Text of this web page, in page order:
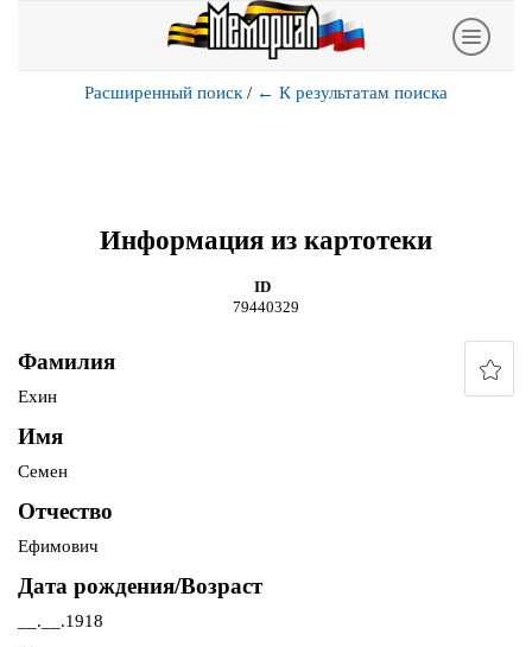
Расширенный поиск / ← К результатам поиска
Информация из картотеки
ID
79440329
Фамилия
Ехин
Имя
Семен
Отчество
Ефимович
Дата рождения/Возраст
__.__.1918